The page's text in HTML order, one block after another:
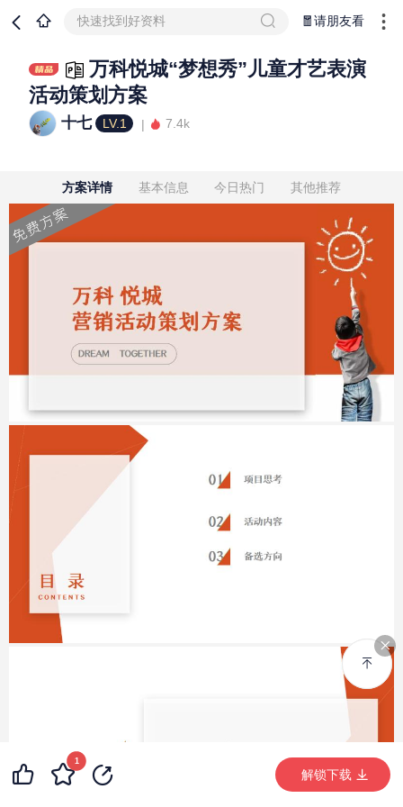
快速找到好资料 🧧请朋友看
万科悦城“梦想秀”儿童才艺表演
活动策划方案
十七 LV.1 7.4k
方案详情 基本信息 今日热门 其他推荐
1
解锁下载